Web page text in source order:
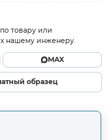
товару или
нашему инженеру.
MAX
образец